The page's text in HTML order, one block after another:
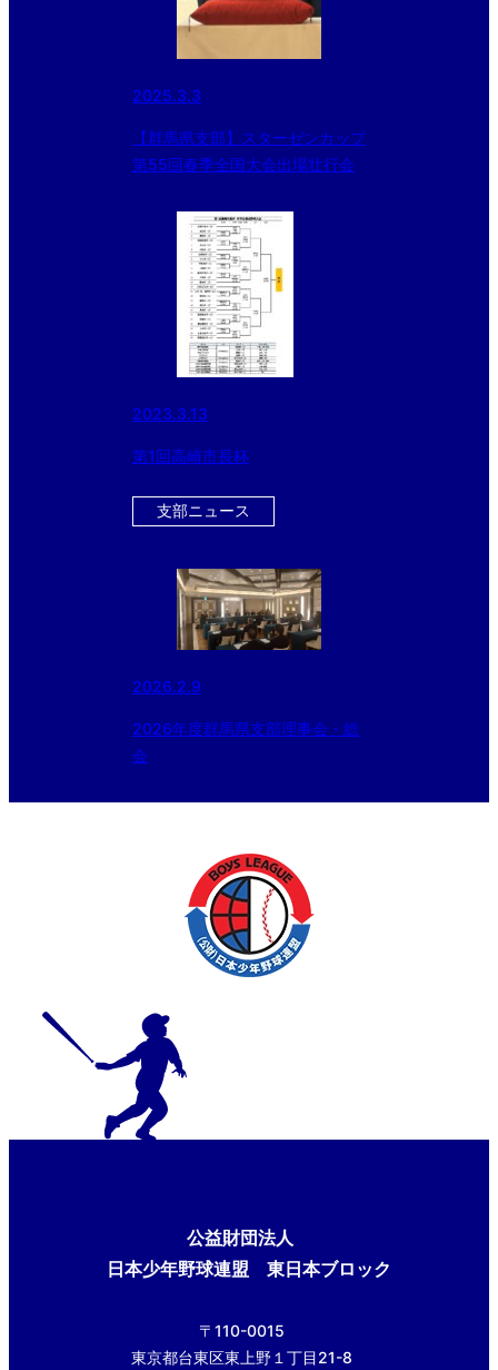
2025.3.3
【群馬県支部】スターゼンカップ
第55回春季全国大会出場壮行会
2023.3.13
第1回高崎市長杯
支部ニュース
2026.2.9
2026年度群馬県支部理事会・総
会
公益財団法人
日本少年野球連盟 東日本ブロック
〒110-0015
東京都台東区東上野１丁目21-8